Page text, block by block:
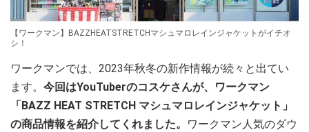
【ワークマン】BAZZHEATSTRETCHマシュマロレインジャケットがイチオ
シ！
ワークマンでは、2023年秋冬の新作情報が続々と出てい
ます。 今回はYouTuberのコスケさんが、ワークマン
「BAZZ HEAT STRETCH マシュマロレインジャケット」
の商品情報を紹介してくれました。
ワークマン人気のダウ